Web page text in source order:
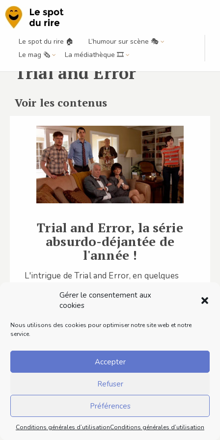
Gérer le consentement aux
cookies
Nous utilisons des cookies pour optimiser notre site web et notre
service.
Accepter
Refuser
Préférences
Conditions générales d’utilisationConditions générales d’utilisation
Le spot du rire 🏠
L’humour sur scène 🎭
Le mag 🗞️
La médiathèque 🎞️
Trial and Error
Voir les contenus
Trial and Error, la série
absurdo-déjantée de
l'année !
L'intrigue de Trial and Error, en quelques
lignes : Larry Henderson est-il coupable
d'avoir tué sa femme... alors qu'il attendait…
Lire ce contenu